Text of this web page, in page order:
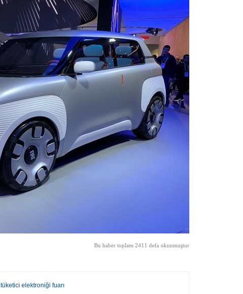
Bu haber toplam 2411 defa okunmuştur
tüketici elektroniği fuarı